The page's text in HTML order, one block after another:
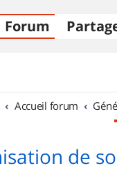
Forum
Accueil forum
de